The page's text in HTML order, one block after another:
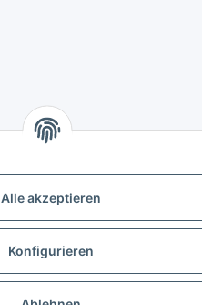
Alle akzeptieren
Konfigurieren